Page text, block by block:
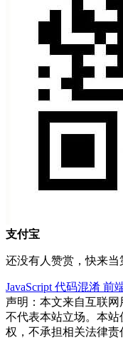
支付宝
还没有人赞赏，快来当
JavaScript 代码混淆 前
声明：本文来自互联网
不代表本站立场。本
权，不承担相关法律责